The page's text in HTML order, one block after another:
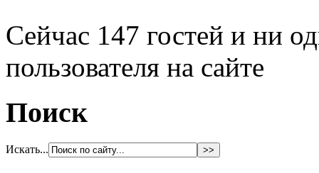
Сейчас 147 гостей и ни
пользователя на сайте
Поиск
Искать...